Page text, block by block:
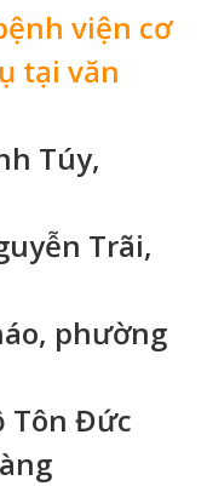
viện cơ
tại văn
Túy,
Trãi,
phường
Tôn Đức